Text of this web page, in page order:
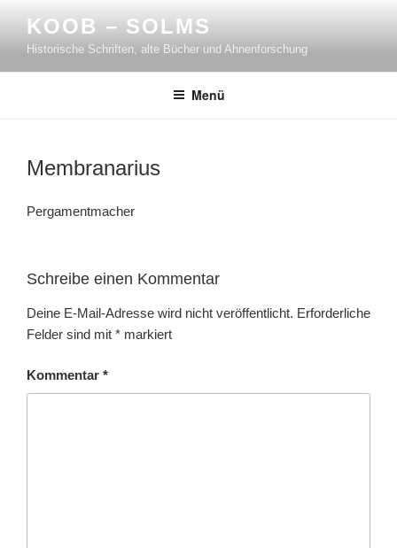
Inhalt
springen
KOOB – SOLMS
Historische Schriften, alte Bücher und Ahnenforschung
Menü
Membranarius
Pergamentmacher
Schreibe einen Kommentar
Deine E-Mail-Adresse wird nicht veröffentlicht. Erforderliche
Felder sind mit * markiert
Kommentar *